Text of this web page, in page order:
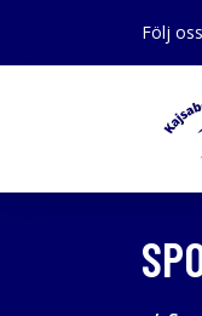
Följ